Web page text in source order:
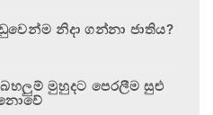
නිදා ගන්නා ජාතිය?
මුහුදට පෙරලීම සුළු